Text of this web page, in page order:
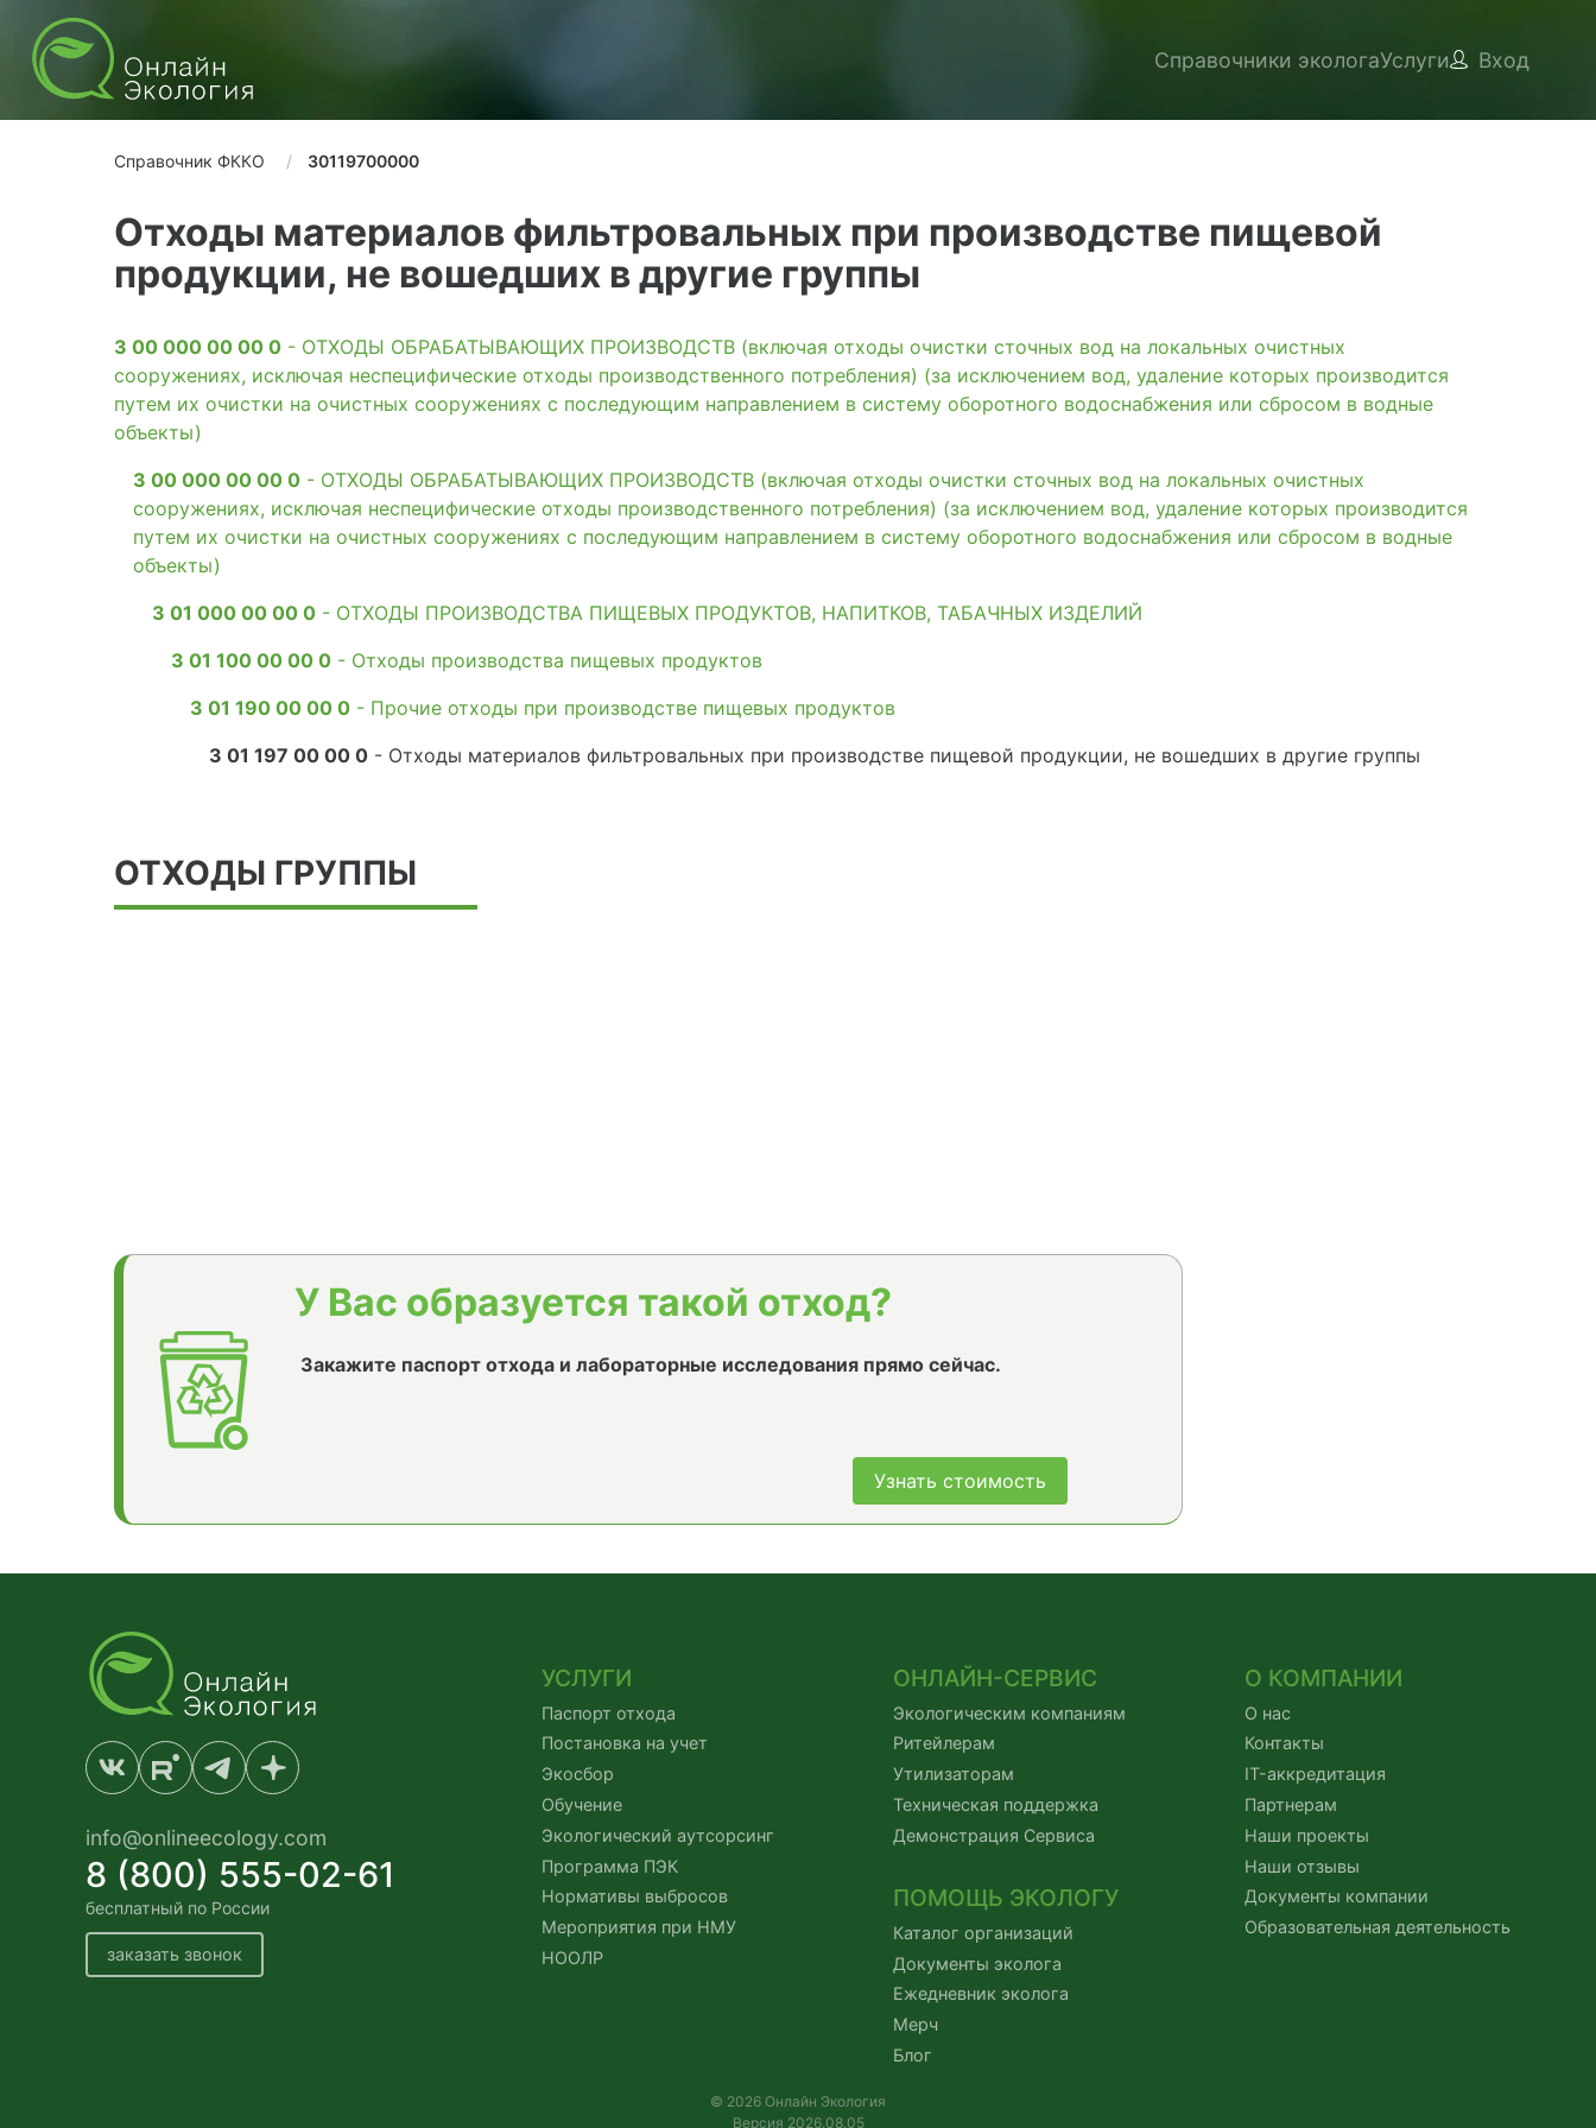
Справочники экологаУслуги Вход
Справочник ФККО 30119700000
Отходы материалов фильтровальных при производстве пищевой
продукции, не вошедших в другие группы
3 00 000 00 00 0 - ОТХОДЫ ОБРАБАТЫВАЮЩИХ ПРОИЗВОДСТВ (включая отходы очистки сточных вод на локальных очистных
сооружениях, исключая неспецифические отходы производственного потребления) (за исключением вод, удаление которых производится
путем их очистки на очистных сооружениях с последующим направлением в систему оборотного водоснабжения или сбросом в водные
объекты)
3 00 000 00 00 0 - ОТХОДЫ ОБРАБАТЫВАЮЩИХ ПРОИЗВОДСТВ (включая отходы очистки сточных вод на локальных очистных
сооружениях, исключая неспецифические отходы производственного потребления) (за исключением вод, удаление которых производится
путем их очистки на очистных сооружениях с последующим направлением в систему оборотного водоснабжения или сбросом в водные
объекты)
3 01 000 00 00 0 - ОТХОДЫ ПРОИЗВОДСТВА ПИЩЕВЫХ ПРОДУКТОВ, НАПИТКОВ, ТАБАЧНЫХ ИЗДЕЛИЙ
3 01 100 00 00 0 - Отходы производства пищевых продуктов
3 01 190 00 00 0 - Прочие отходы при производстве пищевых продуктов
3 01 197 00 00 0 - Отходы материалов фильтровальных при производстве пищевой продукции, не вошедших в другие группы
ОТХОДЫ ГРУППЫ
У Вас образуется такой отход?
Закажите паспорт отхода и лабораторные исследования прямо сейчас.
Узнать стоимость
info@onlineecology.com
8 (800) 555-02-61
бесплатный по России
заказать звонок
УСЛУГИ
Паспорт отхода
Постановка на учет
Экосбор
Обучение
Экологический аутсорсинг
Программа ПЭК
Нормативы выбросов
Мероприятия при НМУ
НООЛР
ОНЛАЙН-СЕРВИС
Экологическим компаниям
Ритейлерам
Утилизаторам
Техническая поддержка
Демонстрация Сервиса
ПОМОЩЬ ЭКОЛОГУ
Каталог организаций
Документы эколога
Ежедневник эколога
Мерч
Блог
О КОМПАНИИ
О нас
Контакты
IT-аккредитация
Партнерам
Наши проекты
Наши отзывы
Документы компании
Образовательная деятельность
© 2026 Онлайн Экология
Версия 2026.08.05